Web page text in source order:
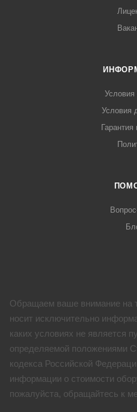
Условия
Условия
Гарантия
Обращаем ваше внимание на
носит исключительно
каких условиях не является
определяемой положениями
кодекса Российской
информации о стоимости
пожалуйста, обращайтесь к